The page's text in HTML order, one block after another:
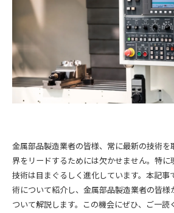
金属部品製造業者の皆様、常に最新の技術
界をリードするためには欠かせません。特
技術は目まぐるしく進化しています。本記
術について紹介し、金属部品製造業者の皆
ついて解説します。この機会にぜひ、ご一読